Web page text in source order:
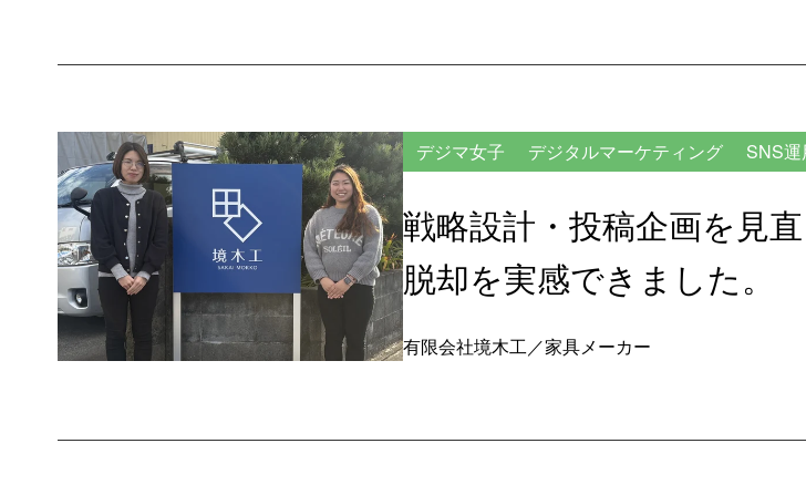
デジマ女子 デジタルマーケティング SNS運
戦略設計・投稿企画を見
脱却を実感できました。
有限会社境木工／家具メーカー